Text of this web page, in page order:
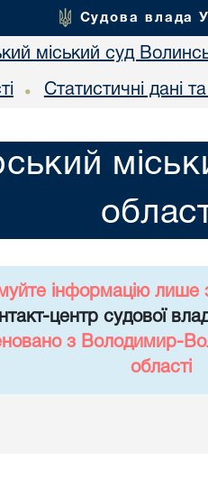
Судова влада
міський суд
• Статистичні дані
інформацію лише
центр судової
з Володимир-
області